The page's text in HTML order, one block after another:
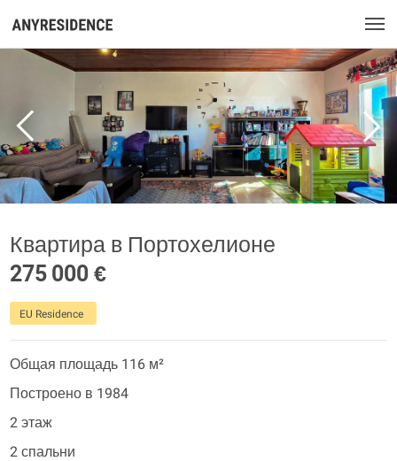
Квартира в Портохелионе
275 000 €
EU Residence
Общая площадь 116 м²
Построено в 1984
2 этаж
2 спальни